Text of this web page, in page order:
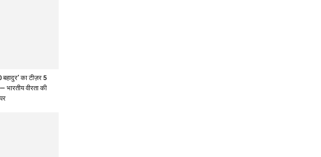
का टीज़र 5
भारतीय वीरता की